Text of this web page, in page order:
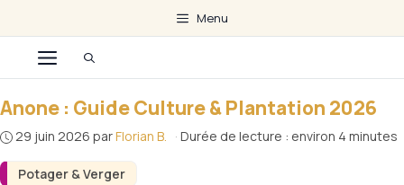
au
contenu
Menu
Menu
Potager & Verger
Anone : Guide Culture & Plantation 2026
29 juin 2026 parFlorian B. · Durée de lecture : environ 4 minutes